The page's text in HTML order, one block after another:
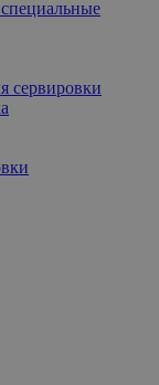
сервировки